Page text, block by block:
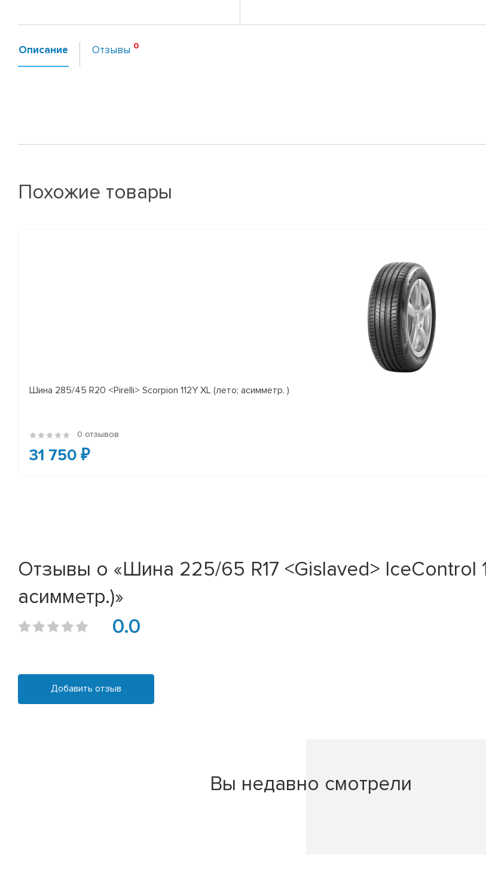
Описание Отзывы
Похожие товары
Шина 285/45 R20 <Pirelli> Scorpion 112Y XL (лето; асимметр. )
0 отзывов
31 750 ₽
Отзывы о «Шина 225/65 R17 <Gislaved> IceControl
асимметр.)»
0.0
Добавить отзыв
Вы недавно смотрели